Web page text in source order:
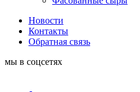
Новости
Контакты
Обратная связь
мы в соцсетях